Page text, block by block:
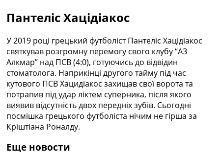
Пантеліс Хацідіакос
У 2019 році грецький футболіст Пантеліс Хацідіакос
святкував розгромну перемогу свого клубу “АЗ
Алкмар” над ПСВ (4:0), готуючись до відвідин
стоматолога. Наприкінці другого тайму під час
кутового ПСВ Хацидіакос захищав свої ворота та
потрапив під удар ліктем суперника, після якого
виявив відсутність двох передніх зубів. Сьогодні
посмішка грецького футболіста нічим не гірша за
Кріштіана Роналду.
Еще новости